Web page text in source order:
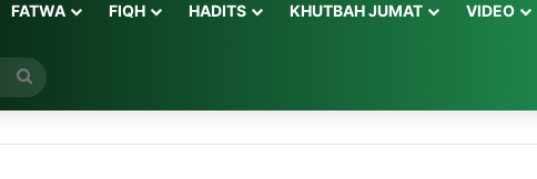
FATWA FIQH HADITS KHUTBAH JUMAT VIDEO
for